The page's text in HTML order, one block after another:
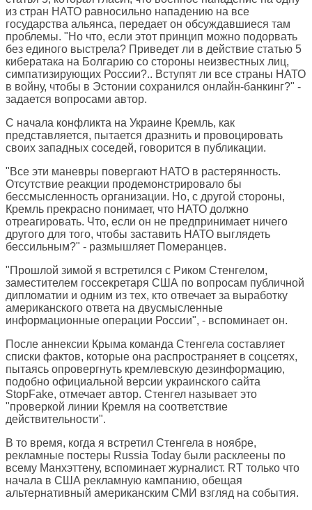
из стран НАТО равносильно нападению на все
государства альянса, передает он обсуждавшиеся там
проблемы. "Но что, если этот принцип можно подорвать
без единого выстрела? Приведет ли в действие статью 5
кибератака на Болгарию со стороны неизвестных лиц,
симпатизирующих России?.. Вступят ли все страны НАТО
в войну, чтобы в Эстонии сохранился онлайн-банкинг?" -
задается вопросами автор.
С начала конфликта на Украине Кремль, как
представляется, пытается дразнить и провоцировать
своих западных соседей, говорится в публикации.
"Все эти маневры повергают НАТО в растерянность.
Отсутствие реакции продемонстрировало бы
бессмысленность организации. Но, с другой стороны,
Кремль прекрасно понимает, что НАТО должно
отреагировать. Что, если он не предпринимает ничего
другого для того, чтобы заставить НАТО выглядеть
бессильным?" - размышляет Померанцев.
"Прошлой зимой я встретился с Риком Стенгелом,
заместителем госсекретаря США по вопросам публичной
дипломатии и одним из тех, кто отвечает за выработку
американского ответа на двусмысленные
информационные операции России", - вспоминает он.
После аннексии Крыма команда Стенгела составляет
списки фактов, которые она распространяет в соцсетях,
пытаясь опровергнуть кремлевскую дезинформацию,
подобно официальной версии украинского сайта
StopFake, отмечает автор. Стенгел называет это
"проверкой линии Кремля на соответствие
действительности".
В то время, когда я встретил Стенгела в ноябре,
рекламные постеры Russia Today были расклеены по
всему Манхэттену, вспоминает журналист. RT только что
начала в США рекламную кампанию, обещая
альтернативный американским СМИ взгляд на события.